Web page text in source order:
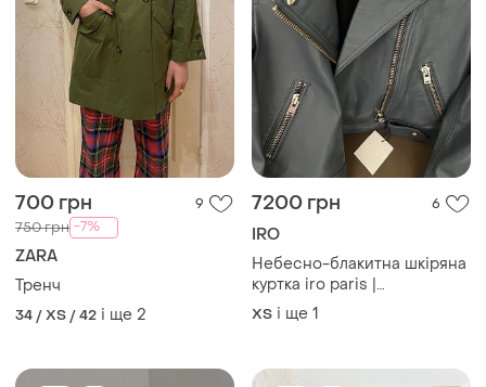
700 грн
750 грн -7%
ZARA
7200 грн
IRO
Небесно-блакитна шкіряна
куртка iro paris |
мінімалістичний стить |